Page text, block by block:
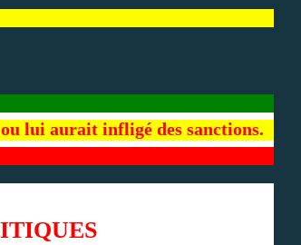
lui aurait infligé des sanctions.